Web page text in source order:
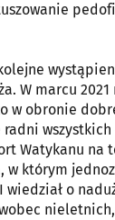
W marcu 2021
w obronie
radni
Watykanu na
w którym
wiedział o